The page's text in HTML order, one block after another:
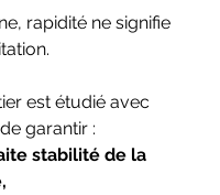
rapidité ne signifie
est étudié avec
garantir :
stabilité de la